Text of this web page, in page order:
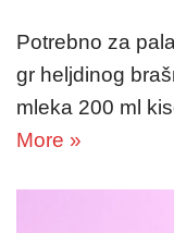
Potrebno za
gr heljdinog
mleka 200 ml
More »